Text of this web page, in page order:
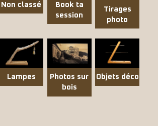
Non classé
Book ta
session
Tirages
photo
Lampes
Photos sur
bois
Objets déco